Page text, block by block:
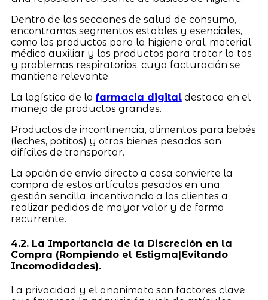
Dentro de las secciones de salud de consumo,
encontramos segmentos estables y esenciales,
como los productos para la higiene oral, material
médico auxiliar y los productos para tratar la tos
y problemas respiratorios, cuya facturación se
mantiene relevante.
La logística de la farmacia digitaldestaca en el
manejo de productos grandes.
Productos de incontinencia, alimentos para bebés
(leches, potitos) y otros bienes pesados son
difíciles de transportar.
La opción de envío directo a casa convierte la
compra de estos artículos pesados en una
gestión sencilla, incentivando a los clientes a
realizar pedidos de mayor valor y de forma
recurrente.
4.2. La Importancia de la Discreción en la
Compra (Rompiendo el Estigma|Evitando
Incomodidades).
La privacidad y el anonimato son factores clave